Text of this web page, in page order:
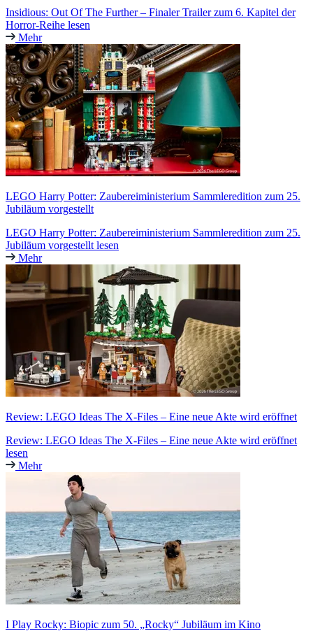
Insidious: Out Of The Further – Finaler Trailer zum 6. Kapitel der
Horror-Reihe lesen
Mehr
LEGO Harry Potter: Zaubereiministerium Sammleredition zum 25.
Jubiläum vorgestellt
LEGO Harry Potter: Zaubereiministerium Sammleredition zum 25.
Jubiläum vorgestellt lesen
Mehr
Review: LEGO Ideas The X-Files – Eine neue Akte wird eröffnet
Review: LEGO Ideas The X-Files – Eine neue Akte wird eröffnet
lesen
Mehr
I Play Rocky: Biopic zum 50. „Rocky“ Jubiläum im Kino